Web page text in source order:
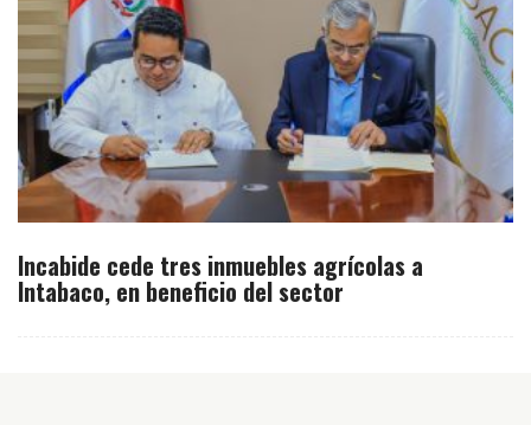
Incabide cede tres inmuebles agrícolas a
Intabaco, en beneficio del sector